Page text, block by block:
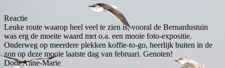
Reactie
Leuke route waarop heel veel te zien is, vooral de Bernardustuin
was erg de moeite waard met o.a. een mooie foto-expositie.
Onderweg op meerdere plekken koffie-to-go, heerlijk buiten in de
zon op deze mooie laatste dag van februari. Genoten!
Door Anne-Marie